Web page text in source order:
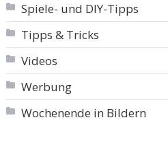
Spiele- und DIY-Tipps
Tipps & Tricks
Videos
Werbung
Wochenende in Bildern